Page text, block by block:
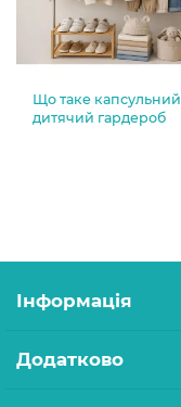
Що таке капсульний
дитячий гардероб
Інформація
Додатково